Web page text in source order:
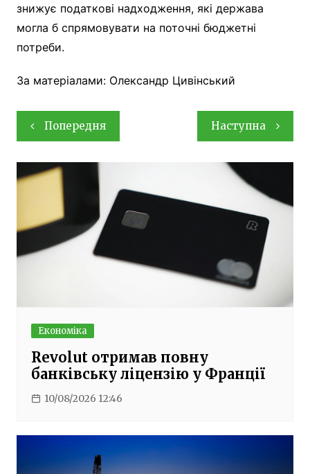
знижує податкові надходження, які держава
могла б спрямовувати на поточні бюджетні
потреби.
За матеріалами: Олександр Цивінський
Навігація
записів
Попередня Наступна
Економіка
Revolut отримав повну
банківську ліцензію у Франції
10/08/2026 12:46